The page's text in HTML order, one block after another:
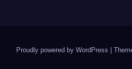
Proudly powered by WordPress